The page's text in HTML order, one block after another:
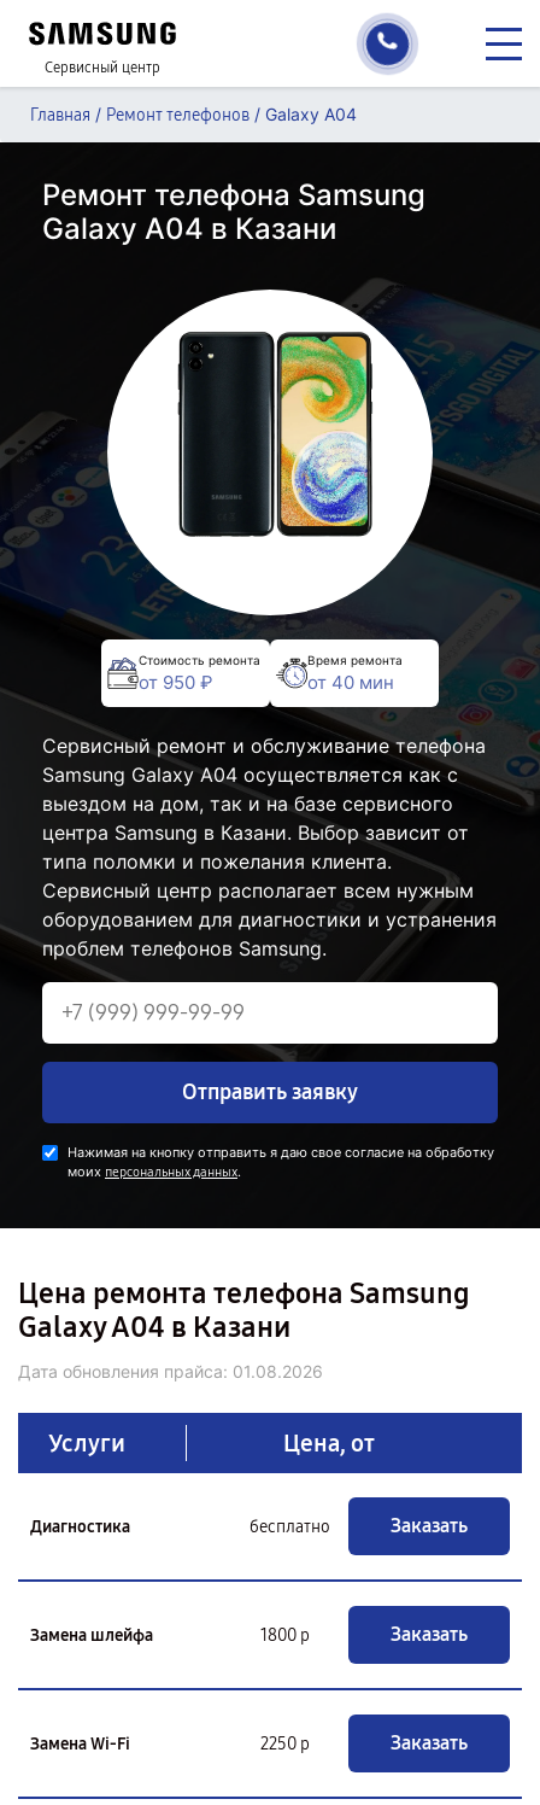
Сервисный центр
Главная / Ремонт телефонов / Galaxy A04
Ремонт телефона Samsung
Galaxy A04 в Казани
Стоимость ремонта
от 950 ₽
Время ремонта
от 40 мин
Сервисный ремонт и обслуживание телефона
Samsung Galaxy A04 осуществляется как с
выездом на дом, так и на базе сервисного
центра Samsung в Казани. Выбор зависит от
типа поломки и пожелания клиента.
Сервисный центр располагает всем нужным
оборудованием для диагностики и устранения
проблем телефонов Samsung.
Отправить заявку
Нажимая на кнопку отправить я даю свое согласие на обработку
моих персональных данных.
Цена ремонта телефона Samsung
Galaxy A04 в Казани
Дата обновления прайса: 01.08.2026
Услуги Цена, от
Диагностика бесплатно Заказать
Замена шлейфа 1800 р Заказать
Замена Wi-Fi 2250 р Заказать